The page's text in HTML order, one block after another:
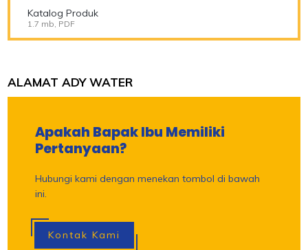
Katalog Produk
1.7 mb, PDF
ALAMAT ADY WATER
Apakah Bapak Ibu Memiliki
Pertanyaan?
Hubungi kami dengan menekan tombol di bawah
ini.
Kontak Kami